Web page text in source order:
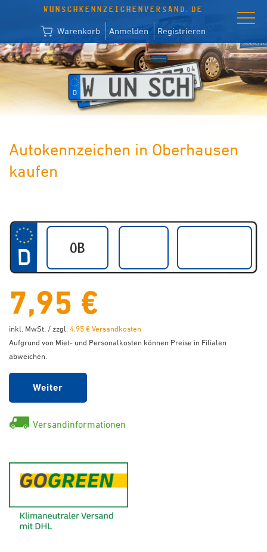
WUNSCHKENNZEICHENVERSAND.DE
Warenkorb Anmelden Registrieren
Autokennzeichen in Oberhausen
kaufen
7,95 €
inkl. MwSt. / zzgl. 4,95 € Versandkosten
Aufgrund von Miet- und Personalkosten können Preise in Filialen
abweichen.
Weiter
Versandinformationen